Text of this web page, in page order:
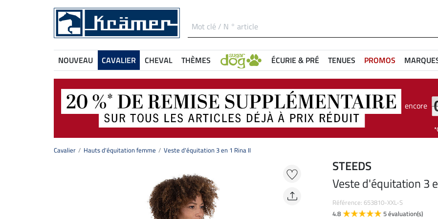
NOUVEAU CAVALIER CHEVAL THÈMES ÉCURIE & PRÉ TENUES PROMOS
encore
Cavalier Hauts d'équitation femme Veste d'équitation 3 en 1 Rina II
STEEDS
Veste d'équitation 3
Référence: 653810-XXL-S
4.8
5 évaluation(s)